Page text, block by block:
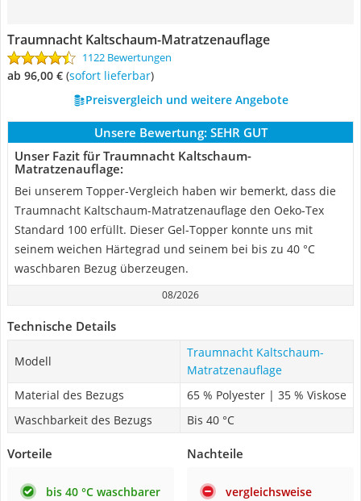
Traumnacht Kaltschaum-Matratzenauflage
1122 Bewertungen
ab 96,00 € ( Sofort lieferbar)
Preisvergleich und weitere Angebote
Unsere Bewertung: SEHR GUT
Unser Fazit für Traumnacht Kaltschaum-
Matratzenauflage:
Bei unserem Topper-Vergleich haben wir bemerkt, dass die
Traumnacht Kaltschaum-Matratzenauflage den Oeko-Tex
Standard 100 erfüllt. Dieser Gel-Topper konnte uns mit
seinem weichen Härtegrad und seinem bei bis zu 40 °C
waschbaren Bezug überzeugen.
08/2026
Technische Details
Modell
Traumnacht Kaltschaum-
Matratzenauflage
Material des Bezugs
65 % Polyester | 35 % Viskose
Waschbarkeit des Bezugs
Bis 40 °C
Vorteile
bis 40 °C waschbarer
Nachteile
vergleichsweise